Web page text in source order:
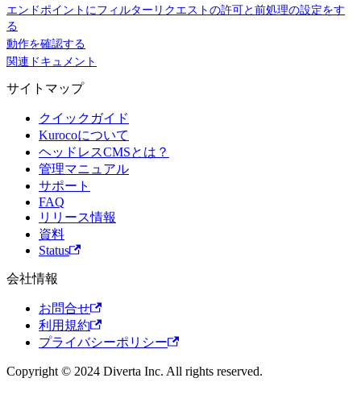
エンドポイントにフィルターリクエストの許可と前処理の設定をす
る
動作を確認する
関連ドキュメント
サイトマップ
クイックガイド
Kurocoについて
ヘッドレスCMSとは？
管理マニュアル
サポート
FAQ
リリース情報
資料
Status
会社情報
お問合せ
利用規約
プライバシーポリシー
Copyright © 2024 Diverta Inc. All rights reserved.